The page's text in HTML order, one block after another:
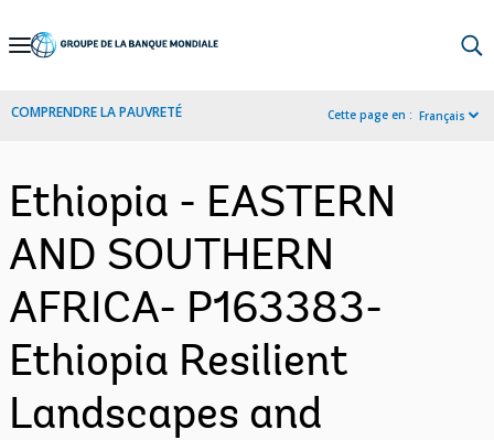
Skip
Navigation
COMPRENDRE LA PAUVRETÉ Cette page en : Français
Ethiopia - EASTERN
AND SOUTHERN
AFRICA- P163383-
Ethiopia Resilient
Landscapes and